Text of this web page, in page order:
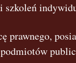
prawnego,